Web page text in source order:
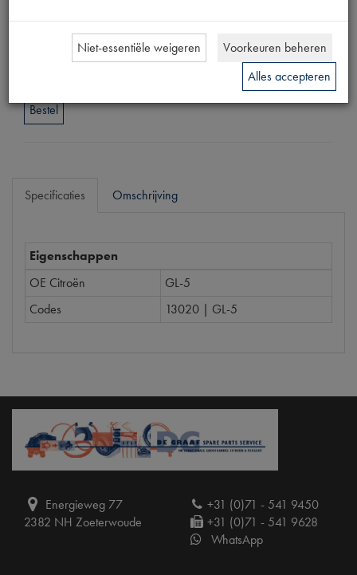
€127,98 (€105,77excl. btw)
Bestel
Specificaties Omschrijving
Eigenschappen
OE Citroën
GL-5
Codes
13020 | GL-5
Energieweg 77
2382 NH Zoeterwoude
+31 (0)71 - 541 9450
+31 (0)71 - 541 9628
WhatsApp
Niet-essentiële weigeren
Voorkeuren beheren
Alles accepteren